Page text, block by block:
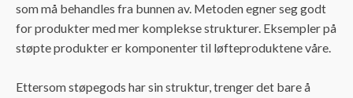
som må behandles fra bunnen av. Metoden egner seg godt
for produkter med mer komplekse strukturer. Eksempler på
støpte produkter er komponenter til løfteproduktene våre.
Ettersom støpegods har sin struktur, trenger det bare å